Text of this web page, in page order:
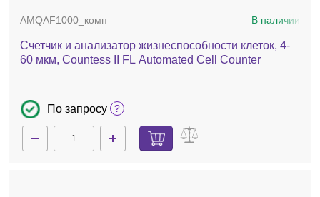
AMQAF1000_комп В наличии
Счетчик и анализатор жизнеспособности клеток, 4-
60 мкм, Countess II FL Automated Cell Counter
По запросу